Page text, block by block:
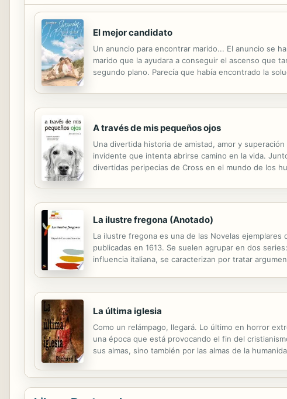
El mejor candidato
Un anuncio para encontrar marido... El anuncio se
marido que la ayudara a conseguir el ascenso que
segundo plano. Parecía que había encontrado la
A través de mis pequeños ojos
Una divertida historia de amistad, amor y
invidente que intenta abrirse camino en la vida.
divertidas peripecias de Cross en el mundo de los
La ilustre fregona (Anotado)
La ilustre fregona es una de las Novelas
publicadas en 1613. Se suelen agrupar en dos
influencia italiana, se caracterizan por tratar
La última iglesia
Como un relámpago, llegará. Lo último en horror
una época que está provocando el fin del
sus almas, sino también por las almas de la